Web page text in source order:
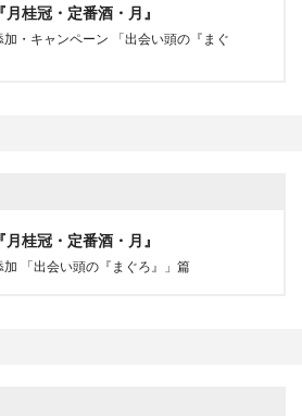
桂冠・定番酒・月』
・キャンペーン 「出会い頭の『まぐ
桂冠・定番酒・月』
「出会い頭の『まぐろ』」篇